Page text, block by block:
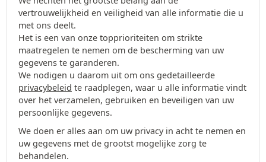
vertrouwelijkheid en veiligheid van alle informatie die u
met ons deelt.
Het is een van onze topprioriteiten om strikte
maatregelen te nemen om de bescherming van uw
gegevens te garanderen.
We nodigen u daarom uit om ons gedetailleerde
privacybeleid te raadplegen, waar u alle informatie vindt
over het verzamelen, gebruiken en beveiligen van uw
persoonlijke gegevens.
We doen er alles aan om uw privacy in acht te nemen en
uw gegevens met de grootst mogelijke zorg te
behandelen.